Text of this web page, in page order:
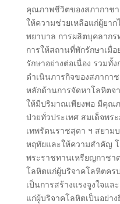
คุณภาพชีวิตของสภากาชา
ให้ความช่วยเหลือแก่ผู้ยาก
พยาบาล การผลิตบุคลาก
การให้สถานที่พักรักษาเมื่
รักษาอย่างต่อเนื่อง รวมทั้
ดำเนินภารกิจของสภากา
หลักด้านการจัดหาโลหิตจ
ให้มีปริมาณเพียงพอ มีคุณ
ป่วยทั่วประเทศ สมเด็จพร
เทพรัตนราชสุดา ฯ สยาม
หฤทัยและให้ความสำคัญ
พระราชทานเหรียญกาช
โลหิตแก่ผู้บริจาคโลหิตคร
เป็นการสร้างแรงจูงใจแ
แก่ผู้บริจาคโลหิตเป็นอย่า